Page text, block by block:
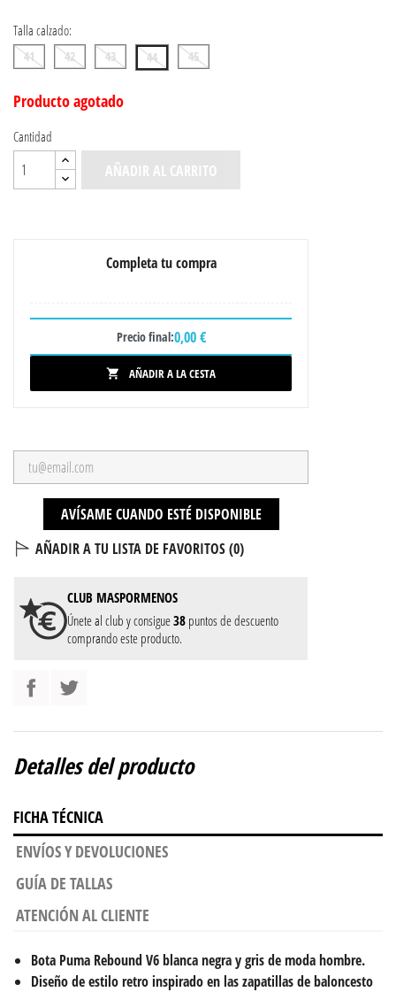
Talla calzado:
41 42 43 44 45
Producto agotado
Cantidad
AÑADIR AL CARRITO
Completa tu compra
Precio final:0,00 €
 AÑADIR A LA CESTA
AVÍSAME CUANDO ESTÉ DISPONIBLE
AÑADIR A TU LISTA DE FAVORITOS (0)
CLUB MASPORMENOS
Únete al club y consigue38 puntos de descuento
comprando este producto.
Detalles del producto
FICHA TÉCNICA
ENVÍOS Y DEVOLUCIONES
GUÍA DE TALLAS
ATENCIÓN AL CLIENTE
Bota Puma Rebound V6 blanca negra y gris de moda hombre.
Diseño de estilo retro inspirado en las zapatillas de baloncesto